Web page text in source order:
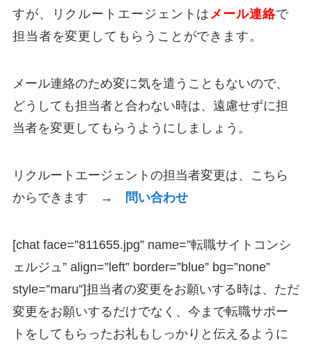
すが、リクルートエージェントはメール連絡で
担当者を変更してもらうことができます。
メール連絡のため変に気を遣うこともないので、
どうしても担当者と合わない時は、遠慮せずに担
当者を変更してもらうようにしましょう。
リクルートエージェントの担当者変更は、こちら
からできます →
問い合わせ
[chat face=”811655.jpg” name=”転職サイトコンシ
ェルジュ” align=”left” border=”blue” bg=”none”
style=”maru”]担当者の変更をお願いする時は、ただ
変更をお願いするだけでなく、今まで転職サポー
トをしてもらったお礼もしっかりと伝えるように